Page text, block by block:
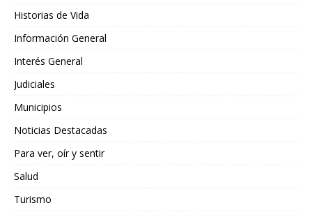
Historias de Vida
Información General
Interés General
Judiciales
Municipios
Noticias Destacadas
Para ver, oír y sentir
Salud
Turismo